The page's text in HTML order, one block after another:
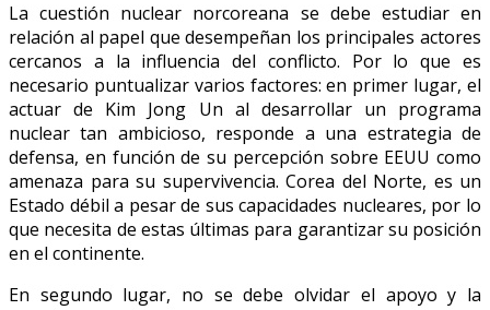
La cuestión nuclear norcoreana se debe estudiar en
relación al papel que desempeñan los principales actores
cercanos a la influencia del conflicto. Por lo que es
necesario puntualizar varios factores: en primer lugar, el
actuar de Kim Jong Un al desarrollar un programa
nuclear tan ambicioso, responde a una estrategia de
defensa, en función de su percepción sobre EEUU como
amenaza para su supervivencia. Corea del Norte, es un
Estado débil a pesar de sus capacidades nucleares, por lo
que necesita de estas últimas para garantizar su posición
en el continente.
En segundo lugar, no se debe olvidar el apoyo y la